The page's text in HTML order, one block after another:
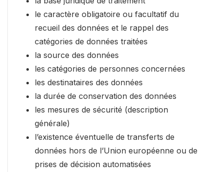
le caractère obligatoire ou facultatif du
recueil des données et le rappel des
catégories de données traitées
la source des données
les catégories de personnes concernées
les destinataires des données
la durée de conservation des données
les mesures de sécurité (description
générale)
l’existence éventuelle de transferts de
données hors de l’Union européenne ou de
prises de décision automatisées